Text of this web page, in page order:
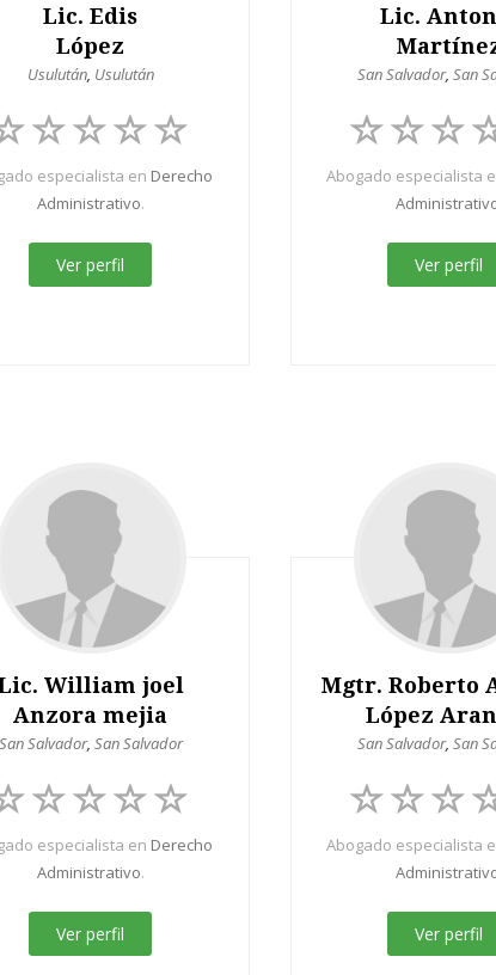
Lic. Edis
López
Usulután, Usulután
especialista en Derecho
Administrativo.
Ver perfil
Lic.
San Salvador, San
Abogado especialista
Ver perfil
William joel
Anzora mejia
Salvador, San Salvador
especialista en Derecho
Administrativo.
Ver perfil
Mgtr. Roberto
López
San Salvador, San
Abogado especialista
Ver perfil